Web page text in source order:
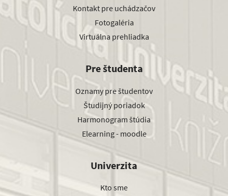
Kontakt pre uchádzačov
Fotogaléria
Virtuálna prehliadka
Pre študenta
Oznamy pre študentov
Študijný poriadok
Harmonogram štúdia
Elearning - moodle
Univerzita
Kto sme